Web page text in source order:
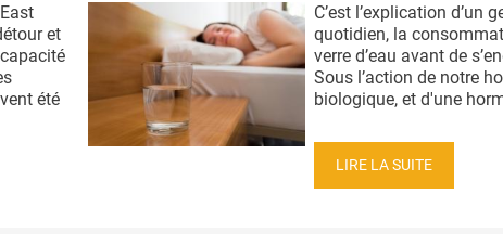
et
été
C’est l’explication d’un
quotidien, la
verre d’eau avant de
Sous l’action de notre
biologique, et d'une
LIRE LA SUITE